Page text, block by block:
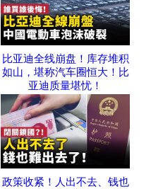
比亚迪全线崩盘！库存堆积
如山，堪称汽车圈恒大！比
亚迪质量堪忧！
政策收紧！人出不去、钱也